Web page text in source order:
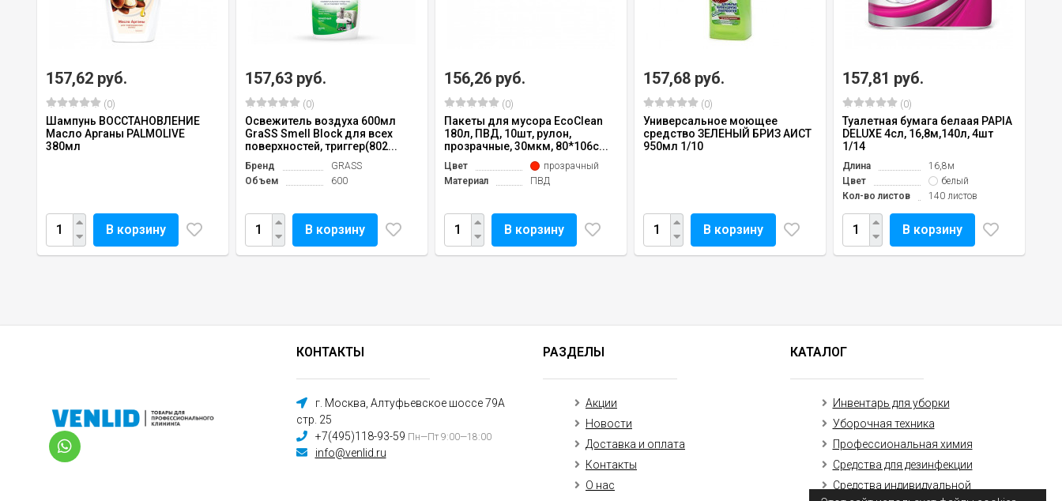
157,62 руб.
(0)
Шампунь ВОССТАНОВЛЕНИЕ
Масло Арганы PALMOLIVE
380мл
В корзину
157,63 руб.
(0)
Освежитель воздуха 600мл
GraSS Smell Block для всех
поверхностей, триггер(802...
Бренд
GRASS
Объем
600
В корзину
156,26 руб.
(0)
Пакеты для мусора EcoClean
180л, ПВД, 10шт, рулон,
прозрачные, 30мкм, 80*106с...
Цвет
прозрачный
Материал
ПВД
В корзину
157,68 руб.
(0)
Универсальное моющее
средство ЗЕЛЕНЫЙ БРИЗ АИСТ
950мл 1/10
В корзину
157,81 руб.
(0)
Туалетная бумага белаая PAPIA
DELUXE 4сл, 16,8м,140л, 4шт
1/14
Длина
16,8м
Цвет
белый
Кол-во листов
140 листов
В корзину
КОНТАКТЫ
г. Москва, Алтуфьевское шоссе 79А
стр. 25
+7(495)118-93-59 Пн—Пт 9:00—18:00
info@venlid.ru
РАЗДЕЛЫ
Акции
Новости
Доставка и оплата
Контакты
О нас
КАТАЛОГ
Инвентарь для уборки
Уборочная техника
Профессиональная химия
Средства для дезинфекции
Средства индивидуальной